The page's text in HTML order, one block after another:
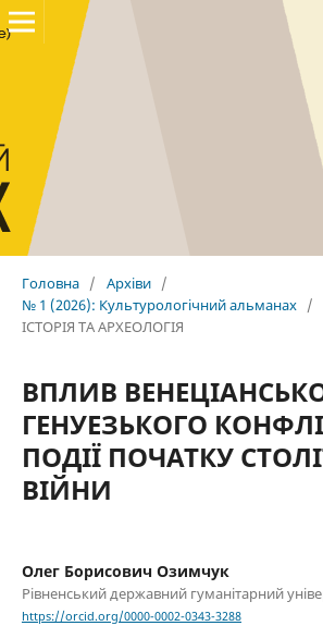
Головна / Архіви /
№ 1 (2026): Культурологічний альманах /
ІСТОРІЯ ТА АРХЕОЛОГІЯ
ВПЛИВ
ГЕНУЕЗЬКОГО
ПОДІЇ ПОЧАТКУ
ВІЙНИ
Олег Борисович Озимчук
Рівненський державний гуманітарний
https://orcid.org/0000-0002-0343-3288